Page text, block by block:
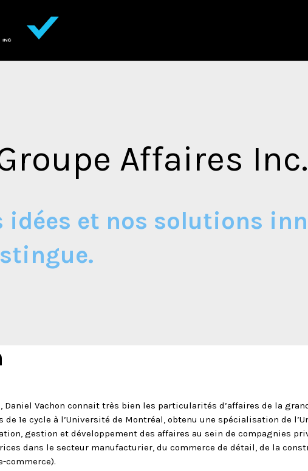
Affaires Inc.
idées et nos solutions
Daniel Vachon connait très bien les particularités d’affaires de la
1e cycle à l’Université de Montréal, obtenu une spécialisation de
gestion et développement des affaires au sein de compagnies
dans le secteur manufacturier, du commerce de détail, de la
commerce).